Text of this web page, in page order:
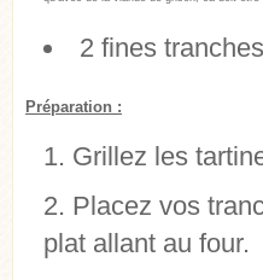
2 fines
Préparation :
Grillez les
Placez vos
plat allant au four.